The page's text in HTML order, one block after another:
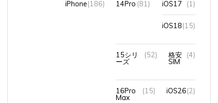
iOS18(15)
15シリ (52) 格安
SIM
(4)
16Pro (15) iOS26(2)